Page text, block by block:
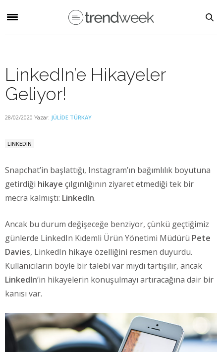
LinkedIn’e Hikayeler
Geliyor!
28/02/2020 Yazar: JÜLIDE TÜRKAY
LINKEDIN
Snapchat’in başlattığı, Instagram’ın bağımlılık boyutuna
getirdiği hikaye çılgınlığının ziyaret etmediği tek bir
mecra kalmıştı: LinkedIn.
Ancak bu durum değişeceğe benziyor, çünkü geçtiğimiz
günlerde LinkedIn Kıdemli Ürün Yönetimi Müdürü Pete
Davies, LinkedIn hikaye özelliğini resmen duyurdu.
Kullanıcıların böyle bir talebi var mıydı tartışılır, ancak
LinkedIn‘in hikayelerin konuşulmayı artıracağına dair bir
kanısı var.